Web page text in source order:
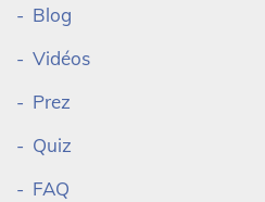
Blog
Vidéos
Prez
Quiz
FAQ